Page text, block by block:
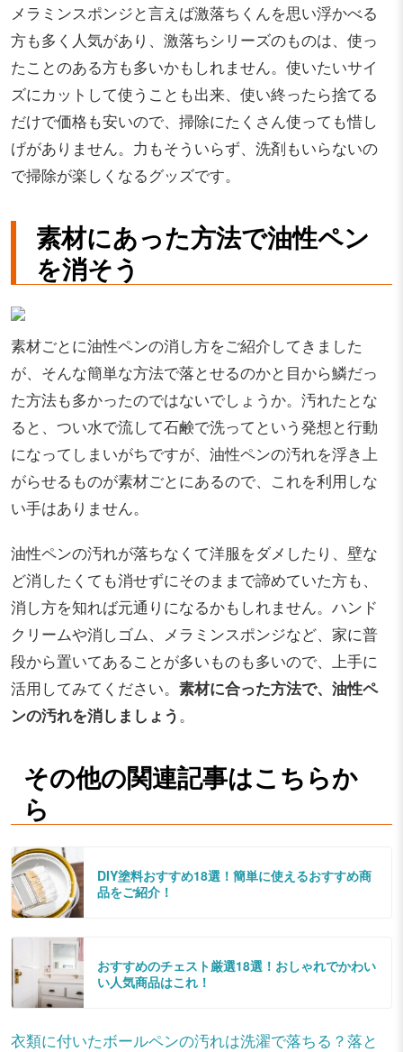
メラミンスポンジと言えば激落ちくんを思い浮かべる
方も多く人気があり、激落ちシリーズのものは、使っ
たことのある方も多いかもしれません。使いたいサイ
ズにカットして使うことも出来、使い終ったら捨てる
だけで価格も安いので、掃除にたくさん使っても惜し
げがありません。力もそういらず、洗剤もいらないの
で掃除が楽しくなるグッズです。
素材にあった方法で油性ペン
を消そう
素材ごとに油性ペンの消し方をご紹介してきました
が、そんな簡単な方法で落とせるのかと目から鱗だっ
た方法も多かったのではないでしょうか。汚れたとな
ると、つい水で流して石鹸で洗ってという発想と行動
になってしまいがちですが、油性ペンの汚れを浮き上
がらせるものが素材ごとにあるので、これを利用しな
い手はありません。
油性ペンの汚れが落ちなくて洋服をダメしたり、壁な
ど消したくても消せずにそのままで諦めていた方も、
消し方を知れば元通りになるかもしれません。ハンド
クリームや消しゴム、メラミンスポンジなど、家に普
段から置いてあることが多いものも多いので、上手に
活用してみてください。 素材に合った方法で、油性ペ
ンの汚れを消しましょう 。
その他の関連記事はこちらか
ら
DIY塗料おすすめ18選！簡単に使えるおすすめ商
品をご紹介！
おすすめのチェスト厳選18選！おしゃれでかわい
い人気商品はこれ！
衣類に付いたボールペンの汚れは洗濯で落ちる？落と